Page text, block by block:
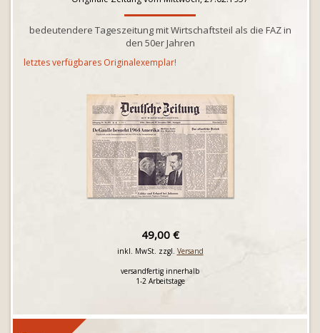
bedeutendere Tageszeitung mit Wirtschaftsteil als die FAZ in
den 50er Jahren
letztes verfügbares Originalexemplar!
49,00 €
inkl. MwSt. zzgl. Versand
versandfertig innerhalb
1-2 Arbeitstage